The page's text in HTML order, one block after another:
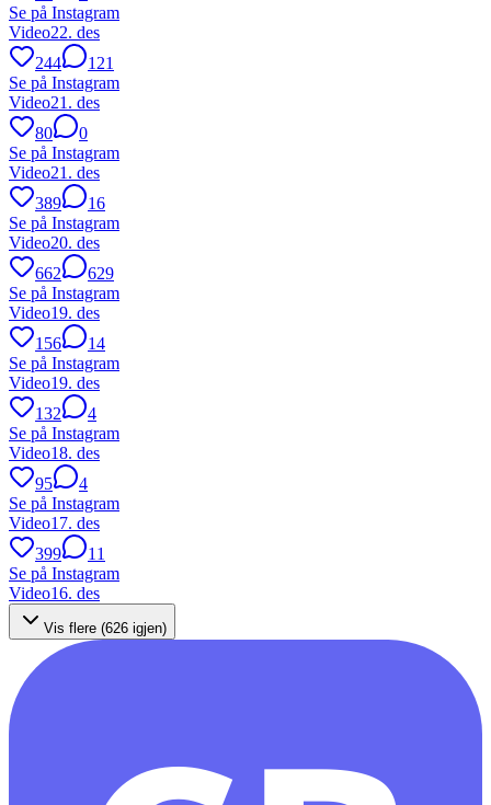
Se på Instagram
Video22. des
244
121
Se på Instagram
Video21. des
80
0
Se på Instagram
Video21. des
389
16
Se på Instagram
Video20. des
662
629
Se på Instagram
Video19. des
156
14
Se på Instagram
Video19. des
132
4
Se på Instagram
Video18. des
95
4
Se på Instagram
Video17. des
399
11
Se på Instagram
Video16. des
Vis flere (626 igjen)